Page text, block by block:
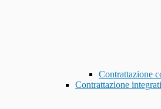
Contrattazione
Contrattazione